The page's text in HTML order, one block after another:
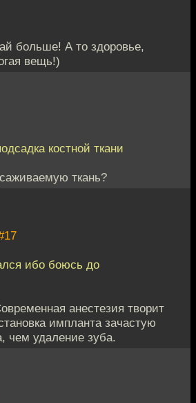
больше! А то здоровье,
вещь!)
костной ткани
ткань?
ибо боюсь до
анестезия творит
импланта зачастую
чем удаление зуба.